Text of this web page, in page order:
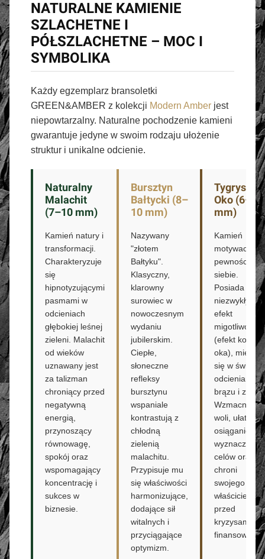
NATURALNE KAMIENIE
SZLACHETNE I
PÓŁSZLACHETNE – MOC I
SYMBOLIKA
Każdy egzemplarz bransoletki
GREEN&AMBER z kolekcji Modern Amber jest
niepowtarzalny. Naturalne pochodzenie kamieni
gwarantuje jedyne w swoim rodzaju ułożenie
struktur i unikalne odcienie.
Naturalny
Malachit
(7–10 mm)
Kamień natury i
transformacji.
Charakteryzuje
się
hipnotyzującymi
pasmami w
odcieniach
głębokiej leśnej
zieleni. Malachit
od wieków
uznawany jest
za talizman
chroniący przed
negatywną
energią,
przynoszący
równowagę,
spokój oraz
wspomagający
koncentrację i
sukces w
biznesie.
Bursztyn
Bałtycki (8–
10 mm)
Nazywany
"złotem
Bałtyku".
Klasyczny,
klarowny
surowiec w
nowoczesnym
wydaniu
jubilerskim.
Ciepłe,
słoneczne
refleksy
bursztynu
wspaniale
kontrastują z
chłodną
zielenią
malachitu.
Przypisuje mu
się właściwości
harmonizujące,
dodające sił
witalnych i
przyciągające
optymizm.
Tygrysie
Oko (6–3
mm)
Kamień
motywacji i
pewności
siebie.
Posiada
niezwykły
efekt
migotliwości
(efekt
oka), mieniąc
się w świetle
odcieniami
brązu i złota.
Wzmacnia
woli, ułatwia
osiąganie
celów oraz
chroni
swojego
właściciela
przed
kryzysami
finansowymi.